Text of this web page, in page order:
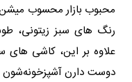
محبوب بازار محسوب
رنگ های سبز زیتونی،
علاوه بر این، کاشی
دوست دارن آشپزخونه‌شون